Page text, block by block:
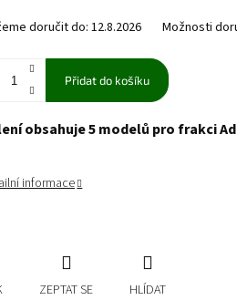
doručit do:12.8.2026 Možnosti
Přidat do košíku
obsahuje 5 modelů pro frakci
informace
ZEPTAT SE HLÍDAT